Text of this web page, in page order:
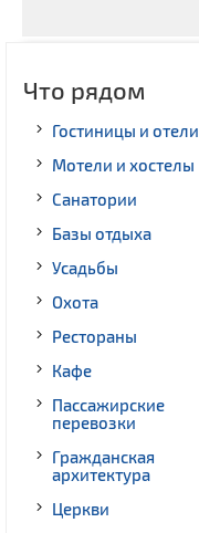
Что рядом
Гостиницы и отели
Мотели и хостелы
Санатории
Базы отдыха
Усадьбы
Охота
Рестораны
Кафе
Пассажирские
перевозки
Гражданская
архитектура
Церкви